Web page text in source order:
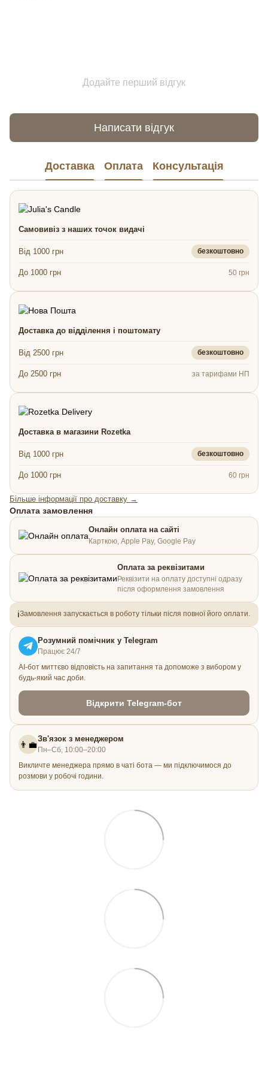
Додайте перший відгук
Написати відгук
Доставка Оплата Консультація
Самовивіз з наших точок видачі
Від 1000 грн безкоштовно
До 1000 грн 50 грн
Доставка до відділення і поштомату
Від 2500 грн безкоштовно
До 2500 грн за тарифами НП
Доставка в магазини Rozetka
Від 1000 грн безкоштовно
До 1000 грн 60 грн
Більше інформації про доставку →
Оплата замовлення
Онлайн оплата на сайті
Карткою, Apple Pay, Google Pay
Оплата за реквізитами
Реквізити на оплату доступні одразу
після оформлення замовлення
ℹ️Замовлення запускається в роботу тільки після повної його оплати.
Розумний помічник у Telegram
Працює 24/7
AI-бот миттєво відповість на запитання та допоможе з вибором у
будь-який час доби.
Відкрити Telegram-бот
👨‍💼
Зв'язок з менеджером
Пн–Сб, 10:00–20:00
Викличте менеджера прямо в чаті бота — ми підключимося до
розмови у робочі години.